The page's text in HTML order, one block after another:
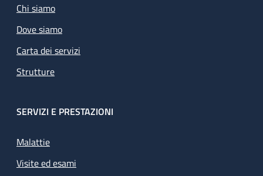
Chi siamo
Dove siamo
Carta dei servizi
Strutture
SERVIZI E PRESTAZIONI
Malattie
Visite ed esami